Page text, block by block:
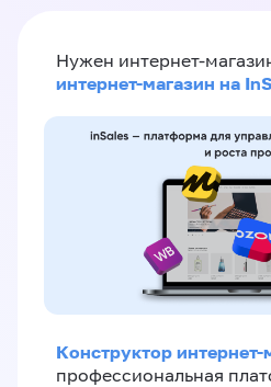
Нужен интернет-
интернет-магазин на
Конструктор интернет-
профессиональная